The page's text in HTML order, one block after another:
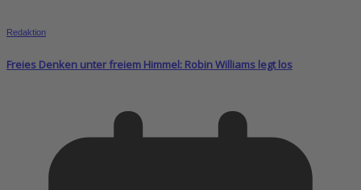
Redaktion
Freies Denken unter freiem Himmel: Robin Williams legt los